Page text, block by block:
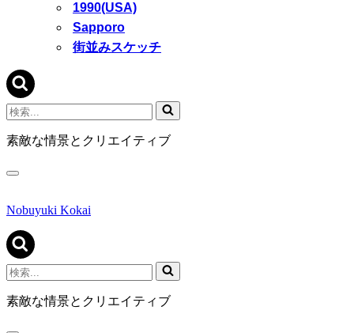
1990(USA)
Sapporo
街並みスケッチ
検
索...
素敵な情景とクリエイティブ
ナ
ゲ
シ
ョ
ン
メ
ニ
ュ
Nobuyuki Kokai
検
索...
素敵な情景とクリエイティブ